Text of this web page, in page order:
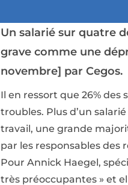
Un salarié sur quatre
grave comme une
novembre] par Cegos.
Il en ressort que 26% des
troubles. Plus d’un
travail, une grande
par les responsables des
Pour Annick Haegel,
très préoccupantes » et